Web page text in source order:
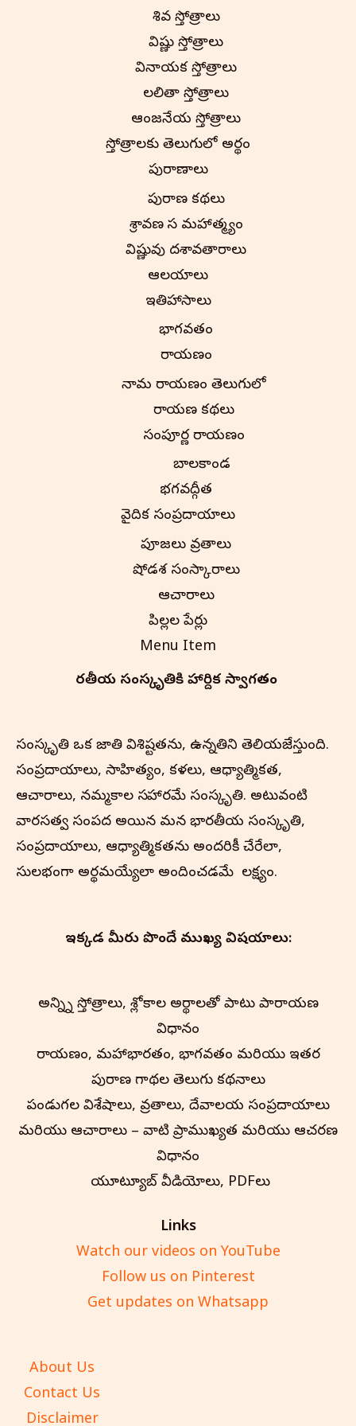
శివ స్తోత్రాలు
విష్ణు స్తోత్రాలు
వినాయక స్తోత్రాలు
లలితా స్తోత్రాలు
ఆంజనేయ స్తోత్రాలు
స్తోత్రాలకు తెలుగులో అర్థం
పురాణాలు
పురాణ కథలు
శ్రావణ మాస మహాత్మ్యం
విష్ణువు దశావతారాలు
ఆలయాలు
ఇతిహాసాలు
భాగవతం
రామాయణం
నామ రామాయణం తెలుగులో
రామాయణ కథలు
సంపూర్ణ రామాయణం
బాలకాండ
భగవద్గీత
వైదిక సంప్రదాయాలు
పూజలు వ్రతాలు
షోడశ సంస్కారాలు
ఆచారాలు
పిల్లల పేర్లు
Menu Item
భారతీయ సంస్కృతి‌కి హార్దిక స్వాగతం
సంస్కృతి ఒక జాతి విశిష్టతను, ఉన్నతిని తెలియజేస్తుంది.
సంప్రదాయాలు, సాహిత్యం, కళలు, ఆధ్యాత్మికత,
ఆచారాలు, నమ్మకాల సమాహారమే సంస్కృతి. అటువంటి
వారసత్వ సంపద అయిన మన భారతీయ సంస్కృతి,
సంప్రదాయాలు, ఆధ్యాత్మికతను అందరికీ చేరేలా,
సులభంగా అర్థమయ్యేలా అందించడమే మా లక్ష్యం.
ఇక్కడ మీరు పొందే ముఖ్య విషయాలు:
అన్న్ని స్తోత్రాలు, శ్లోకాల అర్థాలతో పాటు పారాయణ
విధానం
రామాయణం, మహాభారతం, భాగవతం మరియు ఇతర
పురాణ గాథల తెలుగు కథనాలు
పండుగల విశేషాలు, వ్రతాలు, దేవాలయ సంప్రదాయాలు
మరియు ఆచారాలు – వాటి ప్రాముఖ్యత మరియు ఆచరణ
విధానం
మా యూట్యూబ్ వీడియోలు, PDFలు
Links
Watch our videos on YouTube
Follow us on Pinterest
Get updates on Whatsapp
About Us
Contact Us
Disclaimer